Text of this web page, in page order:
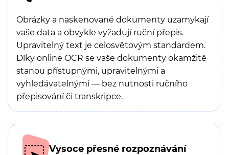
Obrázky a naskenované dokumenty uzamykají
vaše data a obvykle vyžadují ruční přepis.
Upravitelný text je celosvětovým standardem.
Díky online OCR se vaše dokumenty okamžitě
stanou přístupnými, upravitelnými a
vyhledávatelnými — bez nutnosti ručního
přepisování či transkripce.
Vysoce přesné rozpoznávání